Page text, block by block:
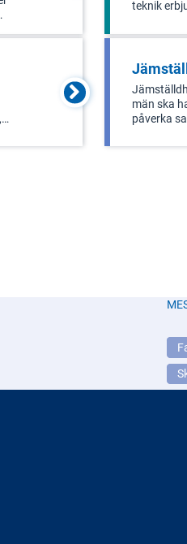
teknik
offentlig
blir
män ska
påverka
inflytande,